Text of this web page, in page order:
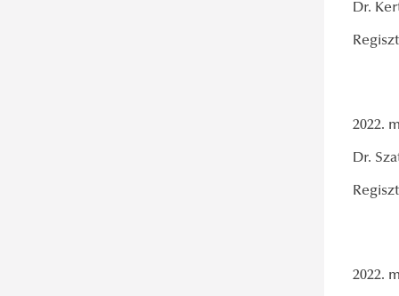
Dr.
2022.
Dr.
2022.